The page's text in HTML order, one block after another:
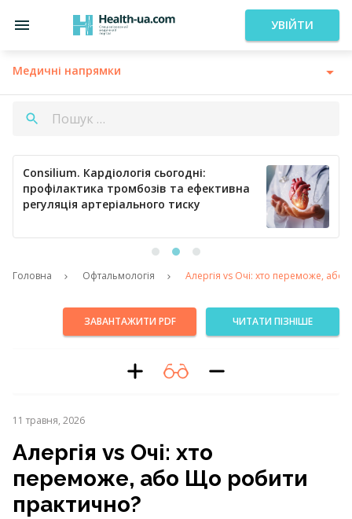
УВІЙТИ
Медичні напрямки
Consilium. Кардіологія сьогодні:
профілактика тромбозів та ефективна
регуляція артеріального тиску
Головна Офтальмологія Алергія vs Очі: хто переможе,
ЗАВАНТАЖИТИ PDF ЧИТАТИ ПІЗНІШЕ
11 травня, 2026
Алергія vs Очі: хто
переможе, або Що робити
практично?